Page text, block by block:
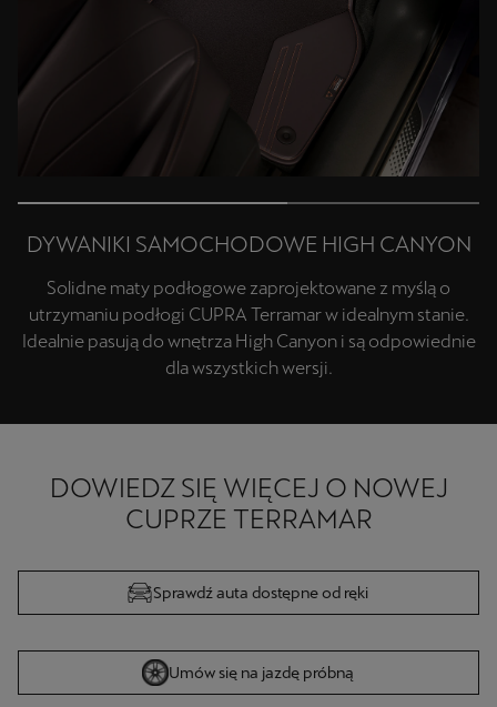
Solidne maty podłogowe zaprojektowane z myślą o
Idealnie pasują do wnętrza High Canyon i są odpowiednie
dla wszystkich wersji.
Umów się na jazdę próbną
Poznaj oferty sezonowe ASO